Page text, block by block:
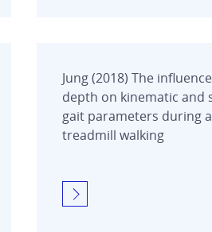
Jung (2018) The
depth on kinematic and
gait parameters during
treadmill walking